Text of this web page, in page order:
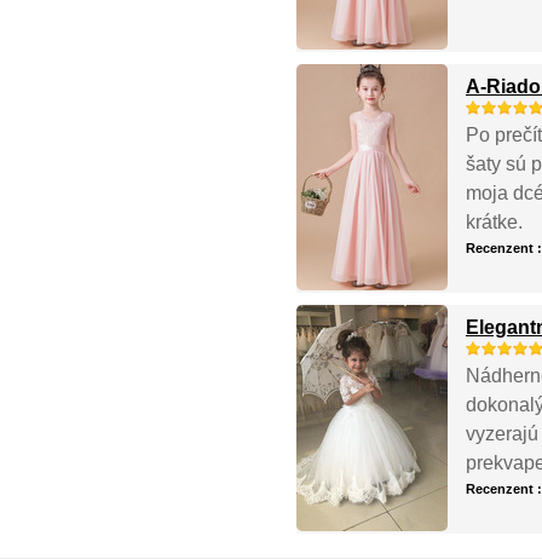
A-
Po
šaty sú
moja
krátke.
Recenzent
Recenzent